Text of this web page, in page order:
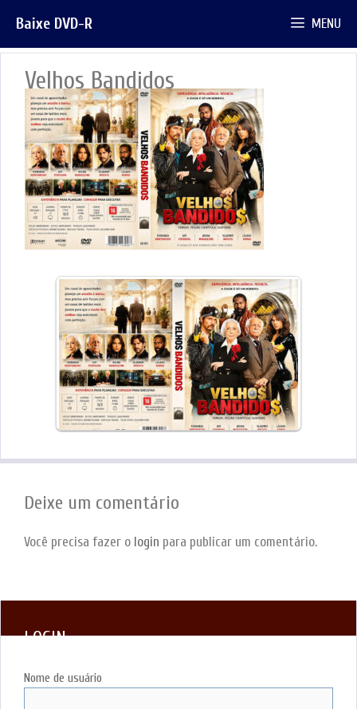
para
o
conteúdo
Baixe DVD-R MENU
Velhos Bandidos
Deixe um comentário
Você precisa fazer o login para publicar um comentário.
LOGIN
Nome de usuário